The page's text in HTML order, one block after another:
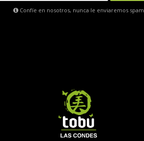
Confíe en nosotros, nunca le enviaremos spam